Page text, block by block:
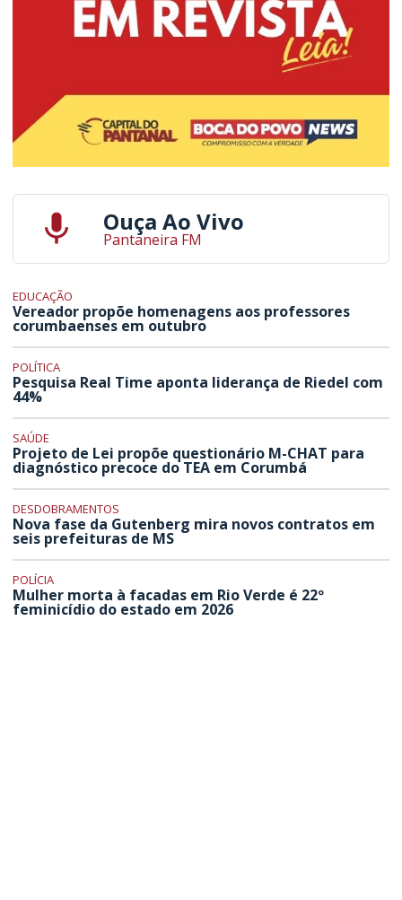
Ouça Ao Vivo
Pantaneira FM
EDUCAÇÃO
Vereador propõe homenagens aos professores
corumbaenses em outubro
POLÍTICA
Pesquisa Real Time aponta liderança de Riedel com
44%
SAÚDE
Projeto de Lei propõe questionário M-CHAT para
diagnóstico precoce do TEA em Corumbá
DESDOBRAMENTOS
Nova fase da Gutenberg mira novos contratos em
seis prefeituras de MS
POLÍCIA
Mulher morta à facadas em Rio Verde é 22º
feminicídio do estado em 2026